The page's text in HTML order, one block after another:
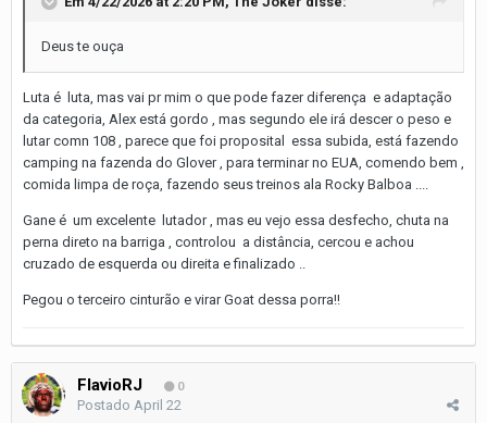
Deus te ouça
Luta é luta, mas vai pr mim o que pode fazer diferença e adaptação
da categoria, Alex está gordo , mas segundo ele irá descer o peso e
lutar comn 108 , parece que foi proposital essa subida, está fazendo
camping na fazenda do Glover , para terminar no EUA, comendo bem ,
comida limpa de roça, fazendo seus treinos ala Rocky Balboa ....
Gane é um excelente lutador , mas eu vejo essa desfecho, chuta na
perna direto na barriga , controlou a distância, cercou e achou
cruzado de esquerda ou direita e finalizado ..
Pegou o terceiro cinturão e virar Goat dessa porra!!
FlavioRJ 0
Postado April 22